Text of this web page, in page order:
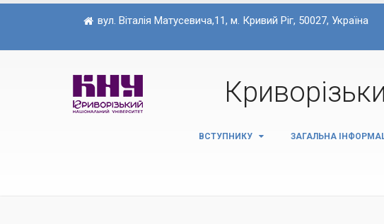
вул. Віталія Матусевича,11, м. Кривий Ріг, 50027, Україна
ВСТУПНИКУ ЗАГАЛЬНА